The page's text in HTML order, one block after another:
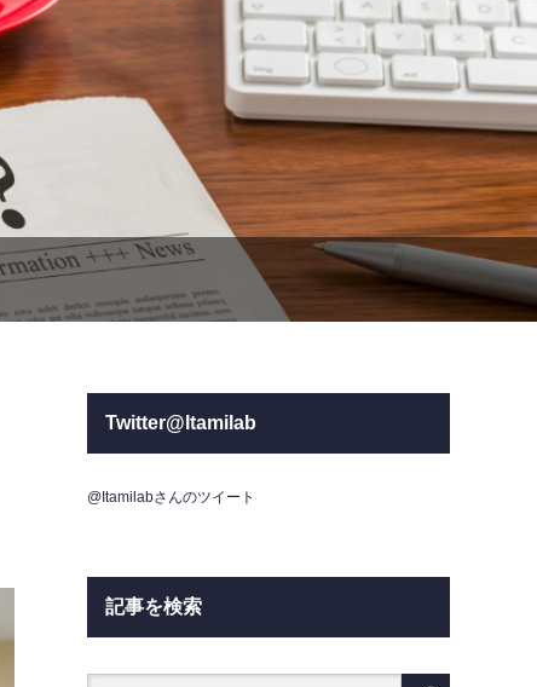
Twitter@Itamilab
@Itamilabさんのツイート
記事を検索